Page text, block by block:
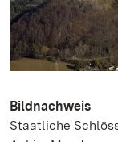
Bildnachweis
Staatliche